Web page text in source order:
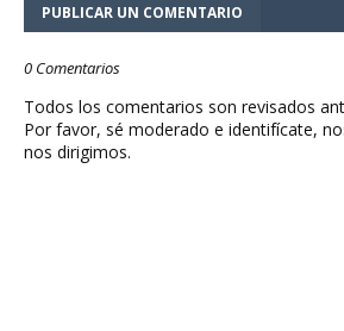
PUBLICAR UN COMENTARIO
0 Comentarios
Todos los comentarios son revisados
Por favor, sé moderado e identifícate,
nos dirigimos.